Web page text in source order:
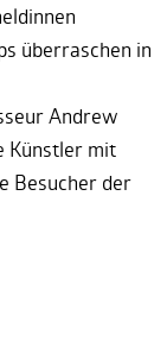
überraschen in
Andrew
Künstler mit
Besucher der